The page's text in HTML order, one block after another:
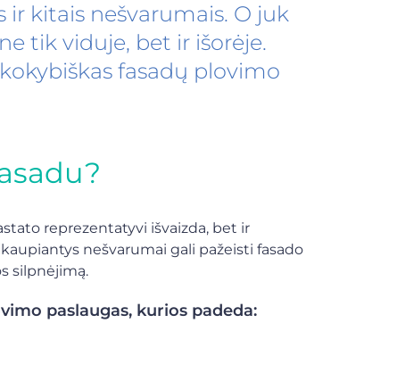
kitais nešvarumais. O juk
tik viduje, bet ir išorėje.
fasadų plovimo
reprezentatyvi išvaizda, bet ir
nešvarumai gali pažeisti fasado
silpnėjimą.
paslaugas, kurios padeda: